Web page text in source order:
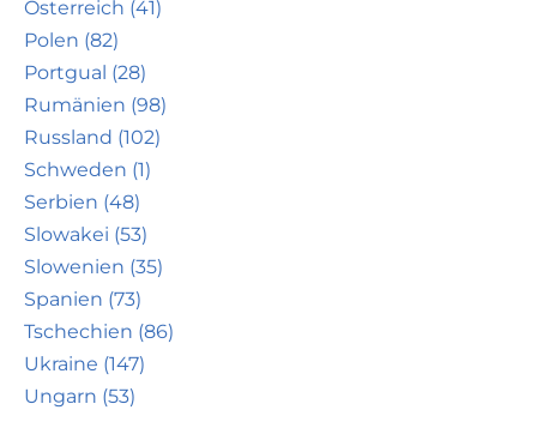
Österreich (41)
Polen (82)
Portgual (28)
Rumänien (98)
Russland (102)
Schweden (1)
Serbien (48)
Slowakei (53)
Slowenien (35)
Spanien (73)
Tschechien (86)
Ukraine (147)
Ungarn (53)